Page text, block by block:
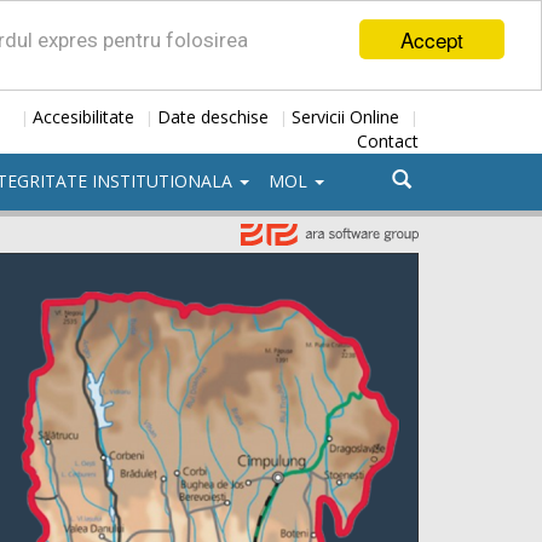
Accept
expres pentru folosirea
| Accesibilitate | Date deschise | Servicii Online |
Contact
INSTITUTIONALA MOL